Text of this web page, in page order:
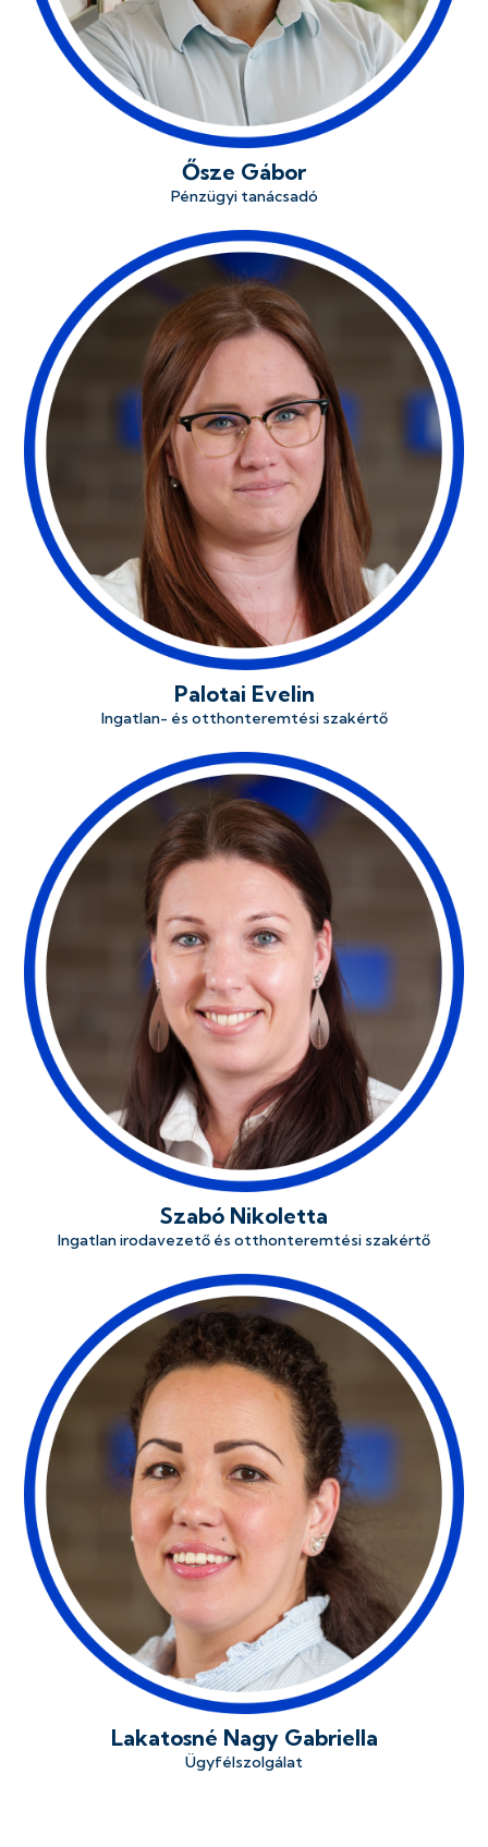
Ősze Gábor
Pénzügyi tanácsadó
Palotai Evelin
Ingatlan- és otthonteremtési szakértő
Szabó Nikoletta
Ingatlan irodavezető és otthonteremtési szakértő
Lakatosné Nagy Gabriella
Ügyfélszolgálat